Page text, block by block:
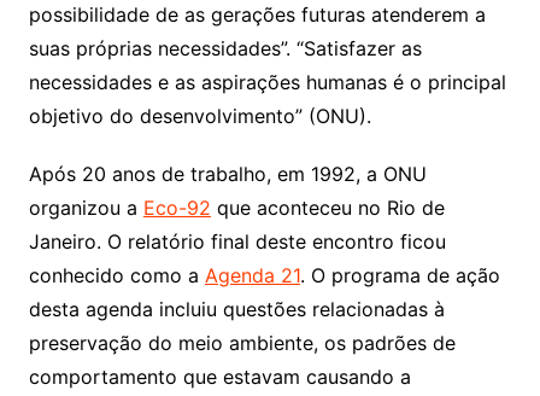
possibilidade de as gerações futuras atenderem a
suas próprias necessidades”. “Satisfazer as
necessidades e as aspirações humanas é o principal
objetivo do desenvolvimento” (ONU).
Após 20 anos de trabalho, em 1992, a ONU
organizou a Eco-92 que aconteceu no Rio de
Janeiro. O relatório final deste encontro ficou
conhecido como a Agenda 21. O programa de ação
desta agenda incluiu questões relacionadas à
preservação do meio ambiente, os padrões de
comportamento que estavam causando a